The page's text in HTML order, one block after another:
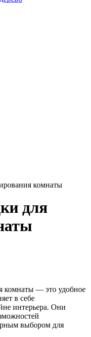
комнаты
для
комнаты — это удобное
в себе
интерьера. Они
выбором для